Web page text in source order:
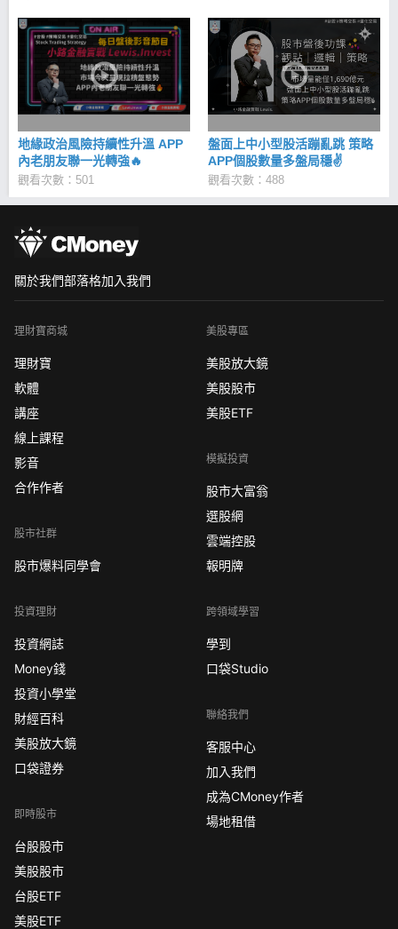
地緣政治風險持續性升溫 APP
內老朋友聯一光轉強🔥
觀看次數：501
盤面上中小型股活蹦亂跳 策略
APP個股數量多盤局穩✌
觀看次數：488
關於我們部落格加入我們
理財寶商城
理財寶
軟體
講座
線上課程
影音
合作作者
股市社群
股市爆料同學會
投資理財
投資網誌
Money錢
投資小學堂
財經百科
美股放大鏡
口袋證券
即時股市
台股股市
美股股市
台股ETF
美股ETF
美股專區
美股放大鏡
美股股市
美股ETF
模擬投資
股市大富翁
選股網
雲端控股
報明牌
跨領域學習
學到
口袋Studio
聯絡我們
客服中心
加入我們
成為CMoney作者
場地租借